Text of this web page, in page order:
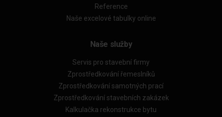
Reference
Naše excelové tabulky online
Naše služby
Servis pro stavební firmy
Zprostředkování řemeslníků
Zprostředkování samotných prací
Zprostředkování stavebních zakázek
Kalkulačka rekonstrukce bytu